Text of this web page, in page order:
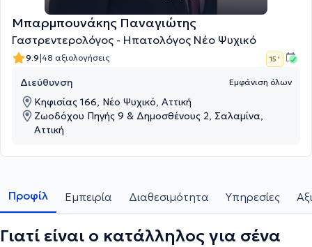
Μπαρμπουνάκης Παναγιώτης
Γαστρεντερολόγος - Ηπατολόγος Νέο Ψυχικό
9.9|48 αξιολογήσεις 15 '
Διεύθυνση Εμφάνιση όλων
Κηφισίας 166, Νέο Ψυχικό, Αττική
Ζωοδόχου Πηγής 9 & Δημοσθένους 2, Σαλαμίνα,
Αττική
Προφίλ Εμπειρία Διαθεσιμότητα Υπηρεσίες
Γιατί είναι ο κατάλληλος για σένα